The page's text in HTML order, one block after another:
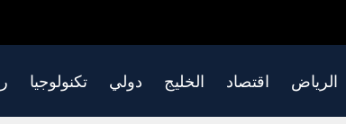
الرياض اقتصاد الخليج دولي تكنولوجيا